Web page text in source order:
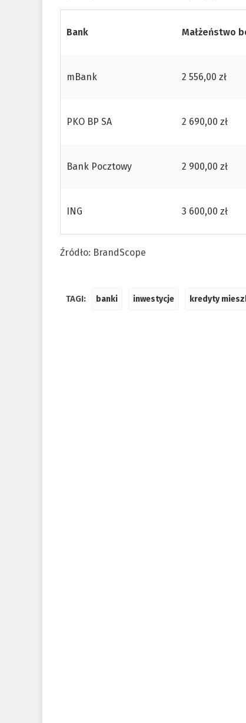
Bank Małżeństwo
mBank 2 556,00 zł
PKO BP SA 2 690,00 zł
Bank Pocztowy 2 900,00 zł
ING 3 600,00 zł
Źródło: BrandScope
TAGI: banki inwestycje kredyty